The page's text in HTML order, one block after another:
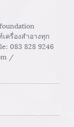
ครื่องสำอางทุก
083 828 9246
/